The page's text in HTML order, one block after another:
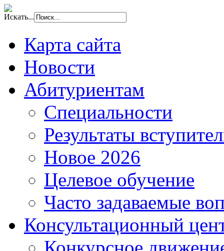
Искать...
Карта сайта
Новости
Абитуриентам
Специальности
Результаты
Новое 2026
Целевое обучение
Часто задаваемые
Консультационный